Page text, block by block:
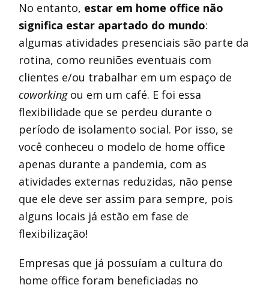
No entanto, estar em home office não
significa estar apartado do mundo:
algumas atividades presenciais são parte da
rotina, como reuniões eventuais com
clientes e/ou trabalhar em um espaço de
coworkingou em um café. E foi essa
flexibilidade que se perdeu durante o
período de isolamento social. Por isso, se
você conheceu o modelo de home office
apenas durante a pandemia, com as
atividades externas reduzidas, não pense
que ele deve ser assim para sempre, pois
alguns locais já estão em fase de
flexibilização!
Empresas que já possuíam a cultura do
home office foram beneficiadas no